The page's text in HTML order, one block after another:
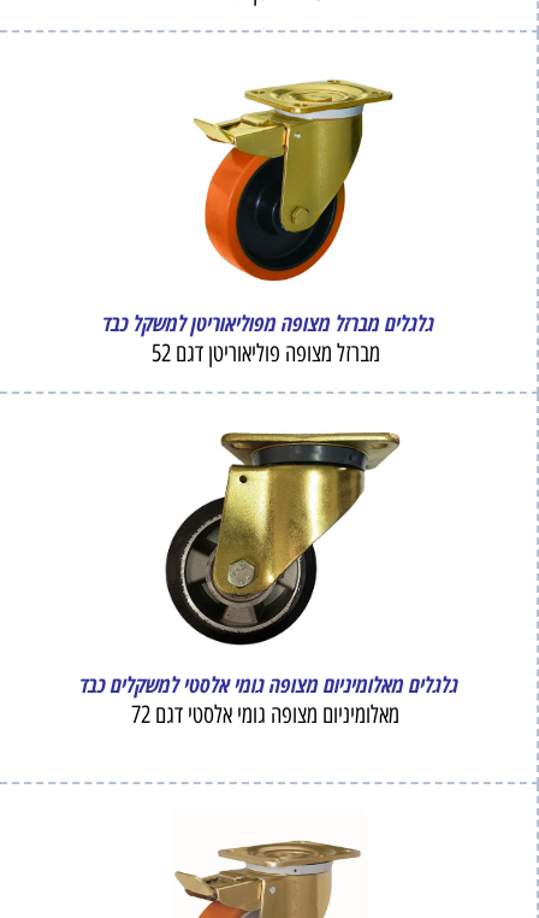
גלגלים מברזל מצופה מפוליאוריטן למשקל כבד
מברזל מצופה פוליאוריטן דגם 52
גלגלים מאלומיניום מצופה גומי אלסטי למשקלים כבד
מאלומיניום מצופה גומי אלסטי דגם 72